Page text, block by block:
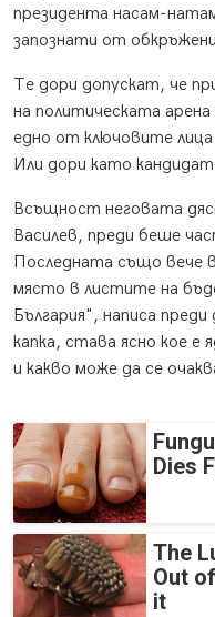
президента насам-
запознати от
Те дори допускат, че
на политическата
едно от ключовите
Или дори като
Всъщност неговата
Василев, преди беше
Последната също вече
място в листите на
България", написа
капка, става ясно кое е
и какво може да се
Dies
The
Out
it